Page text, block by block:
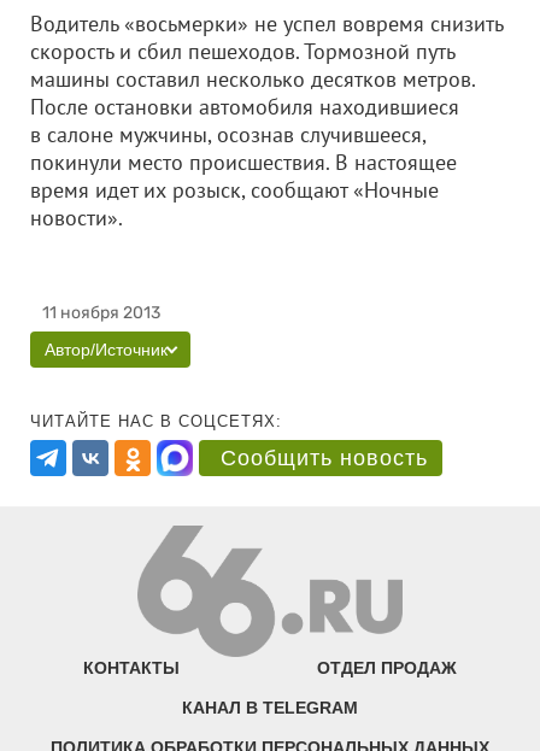
Водитель «восьмерки» не успел вовремя снизить
скорость и сбил пешеходов. Тормозной путь
машины составил несколько десятков метров.
После остановки автомобиля находившиеся
в салоне мужчины, осознав случившееся,
покинули место происшествия. В настоящее
время идет их розыск, сообщают «Ночные
новости».
11 ноября 2013
Автор/Источник
ЧИТАЙТЕ НАС В СОЦСЕТЯХ:
Сообщить новость
КОНТАКТЫ ОТДЕЛ ПРОДАЖ
КАНАЛ В TELEGRAM